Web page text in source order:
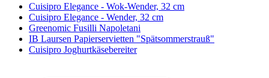
Cuisipro Elegance - Wok-Wender, 32 cm
Cuisipro Elegance - Wender, 32 cm
Greenomic Fusilli Napoletani
IB Laursen Papierservietten "Spätsommerstrauß"
Cuisipro Joghurtkäsebereiter